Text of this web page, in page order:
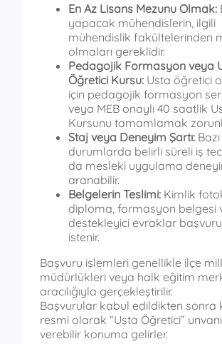
En Az Lisans Mezunu Olmak:
yapacak mühendislerin, ilgili
mühendislik fakültelerinden
olmaları gereklidir.
Pedagojik Formasyon veya
Öğretici Kursu: Usta öğretici
için pedagojik formasyon
veya MEB onaylı 40 saatlik
Kursunu tamamlamak
Staj veya Deneyim Şartı: Bazı
durumlarda belirli süreli iş
da mesleki uygulama
aranabilir.
Belgelerin Teslimi: Kimlik
diploma, formasyon belgesi
destekleyici evraklar başvuru
istenir.
Başvuru işlemleri genellikle ilçe
müdürlükleri veya halk eğitim
aracılığıyla gerçekleştirilir.
Başvurular kabul edildikten sonra
resmi olarak “Usta Öğretici”
verebilir konuma gelirler.